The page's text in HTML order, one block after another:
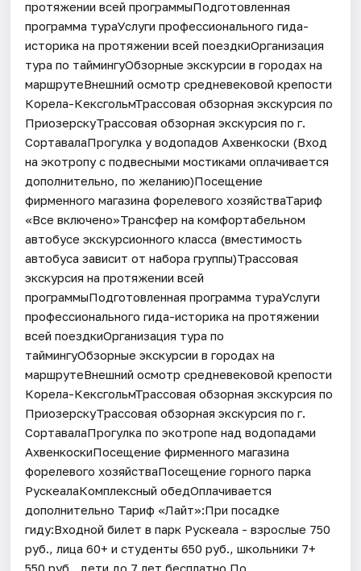
протяжении всей программыПодготовленная
программа тураУслуги профессионального гида-
историка на протяжении всей поездкиОрганизация
тура по таймингуОбзорные экскурсии в городах на
маршрутеВнешний осмотр средневековой крепости
Корела-КексгольмТрассовая обзорная экскурсия по
ПриозерскуТрассовая обзорная экскурсия по г.
СортавалаПрогулка у водопадов Ахвенкоски (Вход
на экотропу с подвесными мостиками оплачивается
дополнительно, по желанию)Посещение
фирменного магазина форелевого хозяйстваТариф
«Все включено»Трансфер на комфортабельном
автобусе экскурсионного класса (вместимость
автобуса зависит от набора группы)Трассовая
экскурсия на протяжении всей
программыПодготовленная программа тураУслуги
профессионального гида-историка на протяжении
всей поездкиОрганизация тура по
таймингуОбзорные экскурсии в городах на
маршрутеВнешний осмотр средневековой крепости
Корела-КексгольмТрассовая обзорная экскурсия по
ПриозерскуТрассовая обзорная экскурсия по г.
СортавалаПрогулка по экотропе над водопадами
АхвенкоскиПосещение фирменного магазина
форелевого хозяйстваПосещение горного парка
РускеалаКомплексный обедОплачивается
дополнительно Тариф «Лайт»:При посадке
гиду:Входной билет в парк Рускеала - взрослые 750
руб., лица 60+ и студенты 650 руб., школьники 7+
550 руб., дети до 7 лет бесплатно.По